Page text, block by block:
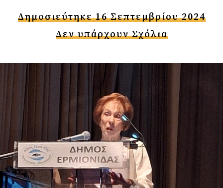
Δημοσιεύτηκε 16 Σεπτεμβρίου 2024
Δεν υπάρχουν Σχόλια